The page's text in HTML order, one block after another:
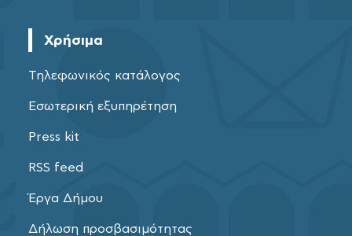
Χρήσιμα
Τηλεφωνικός κατάλογος
Εσωτερική εξυπηρέτηση
Press kit
RSS feed
Έργα Δήμου
Δήλωση προσβασιμότητας